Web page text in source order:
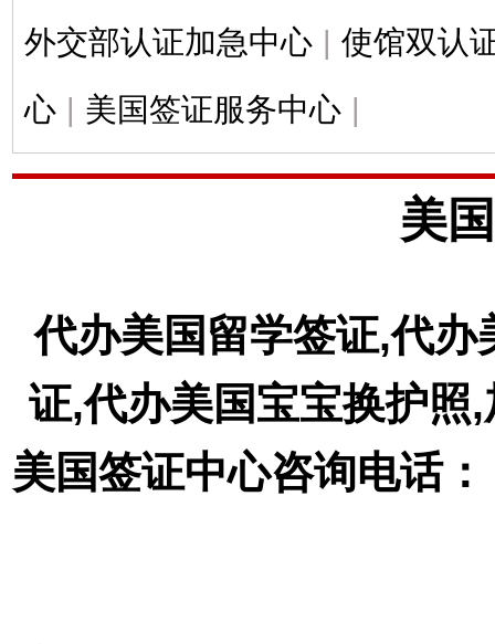
外交部认证加急中心 | 使馆双认
心 | 美国签证服务中心 |
美国
代办美国留学签证,代
证,代办美国宝宝换护照
美国签证中心咨询电话